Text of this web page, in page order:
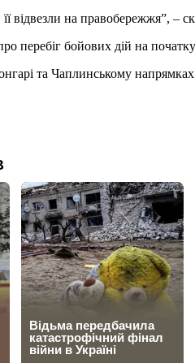
її відвезли на правобережжя”, –
про перебіг бойових дій на
та Чаплинському напрямках